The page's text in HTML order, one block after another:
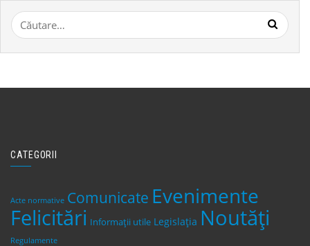
Caută
după:
CATEGORII
Acte normative Comunicate Evenimente
Felicitări Informații utile Legislaţia Noutăți
Regulamente